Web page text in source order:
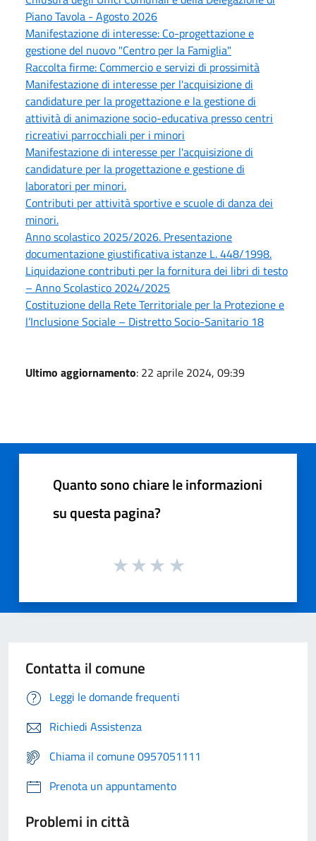
Piano Tavola - Agosto 2026
Manifestazione di interesse: Co-progettazione e
gestione del nuovo "Centro per la Famiglia"
Raccolta firme: Commercio e servizi di prossimità
Manifestazione di interesse per l'acquisizione di
candidature per la progettazione e la gestione di
attività di animazione socio-educativa presso centri
ricreativi parrocchiali per i minori
Manifestazione di interesse per l'acquisizione di
candidature per la progettazione e gestione di
laboratori per minori.
Contributi per attività sportive e scuole di danza dei
minori.
Anno scolastico 2025/2026. Presentazione
documentazione giustificativa istanze L. 448/1998.
Liquidazione contributi per la fornitura dei libri di testo
– Anno Scolastico 2024/2025
Costituzione della Rete Territoriale per la Protezione e
l’Inclusione Sociale – Distretto Socio-Sanitario 18
Ultimo aggiornamento: 22 aprile 2024, 09:39
Quanto sono chiare le informazioni
su questa pagina?
Contatta il comune
Leggi le domande frequenti
Richiedi Assistenza
Chiama il comune 0957051111
Prenota un appuntamento
Problemi in città